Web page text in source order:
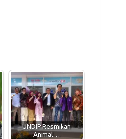
UNDIP Resmikan
Animal…